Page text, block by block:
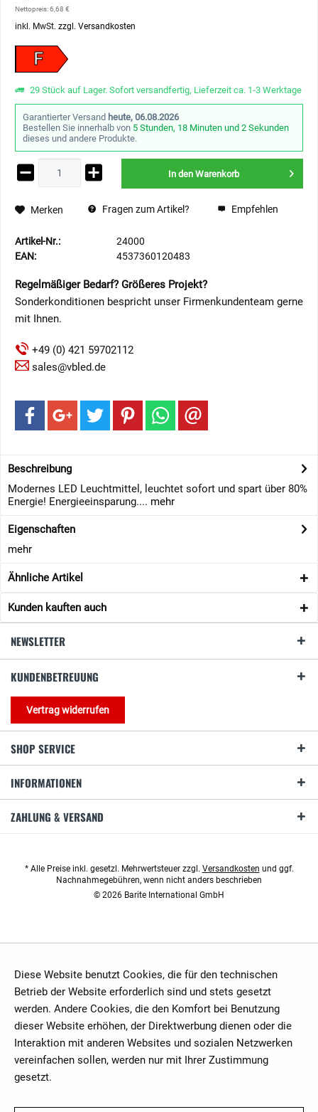
Nettopreis: 6,68 €
inkl. MwSt. zzgl. Versandkosten
F
29 Stück auf Lager. Sofort versandfertig, Lieferzeit ca. 1-3 Werktage
Garantierter Versand heute, 06.08.2026
Bestellen Sie innerhalb von 5 Stunden, 18 Minuten und 1 Sekunde
dieses und andere Produkte.
In den Warenkorb
Merken Fragen zum Artikel? Empfehlen
Artikel-Nr.:
24000
EAN:
4537360120483
Regelmäßiger Bedarf? Größeres Projekt?
Sonderkonditionen bespricht unser Firmenkundenteam gerne
mit Ihnen.
+49 (0) 421 59702112
sales@vbled.de
Beschreibung
Modernes LED Leuchtmittel, leuchtet sofort und spart über 80%
Energie! ​​Energieeinsparung.... mehr
Eigenschaften
mehr
Ähnliche Artikel
Kunden kauften auch
NEWSLETTER
KUNDENBETREUUNG
Vertrag widerrufen
SHOP SERVICE
INFORMATIONEN
ZAHLUNG & VERSAND
* Alle Preise inkl. gesetzl. Mehrwertsteuer zzgl. Versandkosten und ggf.
Nachnahmegebühren, wenn nicht anders beschrieben
© 2026 Barite International GmbH
Diese Website benutzt Cookies, die für den technischen
Betrieb der Website erforderlich sind und stets gesetzt
werden. Andere Cookies, die den Komfort bei Benutzung
dieser Website erhöhen, der Direktwerbung dienen oder die
Interaktion mit anderen Websites und sozialen Netzwerken
vereinfachen sollen, werden nur mit Ihrer Zustimmung
gesetzt.